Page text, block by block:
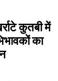
कुतबी में
का